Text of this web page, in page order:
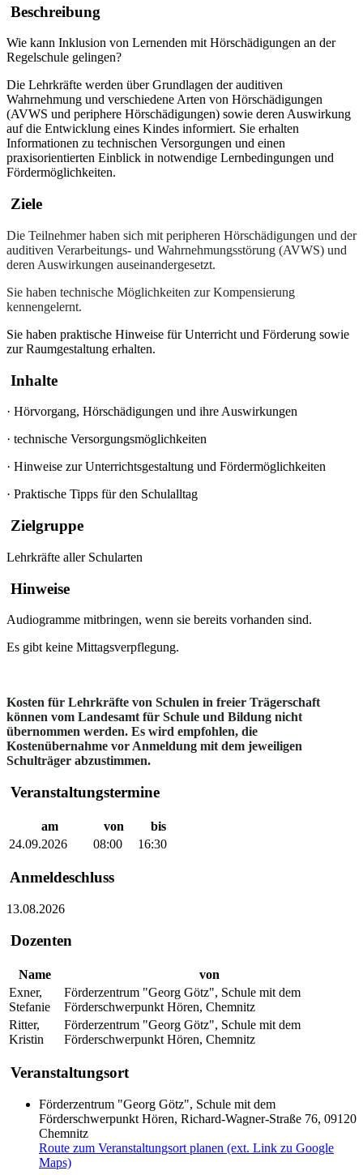
Beschreibung
Wie kann Inklusion von Lernenden mit Hörschädigungen an der
Regelschule gelingen?
Die Lehrkräfte werden über Grundlagen der auditiven
Wahrnehmung und verschiedene Arten von Hörschädigungen
(AVWS und periphere Hörschädigungen) sowie deren Auswirkung
auf die Entwicklung eines Kindes informiert. Sie erhalten
Informationen zu technischen Versorgungen und einen
praxisorientierten Einblick in notwendige Lernbedingungen und
Fördermöglichkeiten.
Ziele
Die Teilnehmer haben sich mit peripheren Hörschädigungen und der
auditiven Verarbeitungs- und Wahrnehmungsstörung (AVWS) und
deren Auswirkungen auseinandergesetzt.
Sie haben technische Möglichkeiten zur Kompensierung
kennengelernt.
Sie haben praktische Hinweise für Unterricht und Förderung sowie
zur Raumgestaltung erhalten.
Inhalte
· Hörvorgang, Hörschädigungen und ihre Auswirkungen
· technische Versorgungsmöglichkeiten
· Hinweise zur Unterrichtsgestaltung und Fördermöglichkeiten
· Praktische Tipps für den Schulalltag
Zielgruppe
Lehrkräfte aller Schularten
Hinweise
Audiogramme mitbringen, wenn sie bereits vorhanden sind.
Es gibt keine Mittagsverpflegung.
Kosten für Lehrkräfte von Schulen in freier Trägerschaft
können vom Landesamt für Schule und Bildung nicht
übernommen werden. Es wird empfohlen, die
Kostenübernahme vor Anmeldung mit dem jeweiligen
Schulträger abzustimmen.
Veranstaltungstermine
am von
bis
24.09.2026
08:00 16:30
Anmeldeschluss
13.08.2026
Dozenten
Name
von
Exner,
Stefanie
Förderzentrum "Georg Götz", Schule mit dem
Förderschwerpunkt Hören, Chemnitz
Ritter,
Kristin
Förderzentrum "Georg Götz", Schule mit dem
Förderschwerpunkt Hören, Chemnitz
Veranstaltungsort
Förderzentrum "Georg Götz", Schule mit dem
Förderschwerpunkt Hören, Richard-Wagner-Straße 76, 09120
Chemnitz
Route zum Veranstaltungsort planen (ext. Link zu Google
Maps)